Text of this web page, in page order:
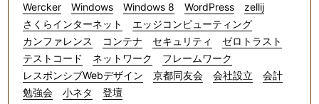
Wercker
Windows Windows 8 WordPress
zellij
さくらインターネット
エッジコンピューティング
カンファレンス
コンテナ セキュリティ
ゼロトラスト
テストコード
ネットワーク
フレームワーク
レスポンシブWebデザイン
京都同友会 会社設立
会計
勉強会
小ネタ 登壇